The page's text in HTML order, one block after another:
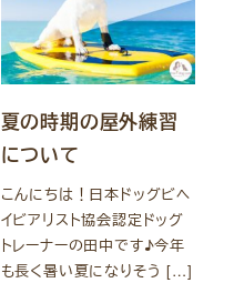
夏の時期の屋外練習
について
こんにちは！日本ドッグビヘ
イビアリスト協会認定ドッグ
トレーナーの田中です♪今年
も長く暑い夏になりそう […]